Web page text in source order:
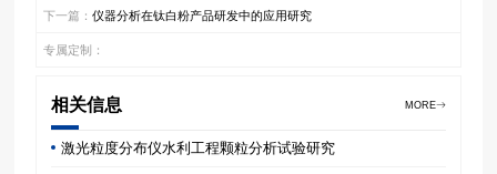
下一篇： 仪器分析在钛白粉产品研发中的应用研究
专属定制：
相关信息 MORE
激光粒度分布仪水利工程颗粒分析试验研究